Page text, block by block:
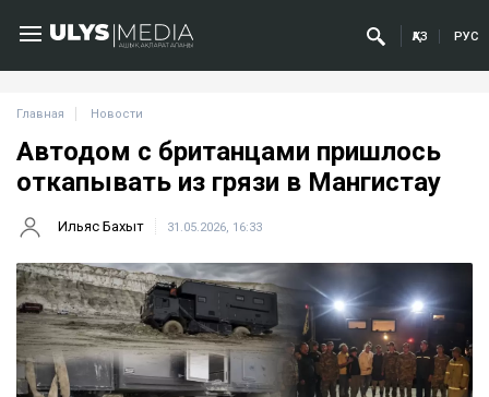
ҚАЗ РУС
Главная Новости
Автодом с британцами пришлось
откапывать из грязи в Мангистау
Ильяс Бахыт 31.05.2026, 16:33